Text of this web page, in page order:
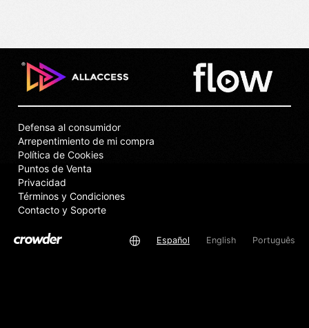
Contacto y Soporte
Términos y Condiciones
Privacidad
Puntos de Venta
Política de Cookies
Arrepentimiento de mi compra
Defensa al consumidor
Español English Português